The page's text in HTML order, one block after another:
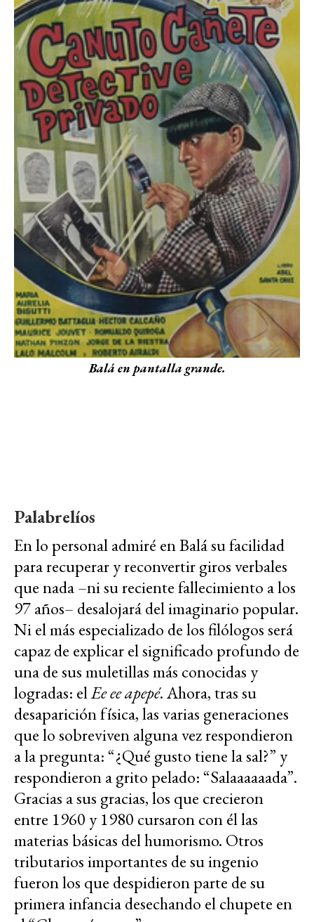
Balá en pantalla grande.
Palabrelíos
En lo personal admiré en Balá su facilidad
para recuperar y reconvertir giros verbales
que nada –ni su reciente fallecimiento a los
97 años– desalojará del imaginario popular.
Ni el más especializado de los filólogos será
capaz de explicar el significado profundo de
una de sus muletillas más conocidas y
logradas: elEe ee apepé. Ahora, tras su
desaparición física, las varias generaciones
que lo sobreviven alguna vez respondieron
a la pregunta: “¿Qué gusto tiene la sal?” y
respondieron a grito pelado: “Salaaaaaada”.
Gracias a sus gracias, los que crecieron
entre 1960 y 1980 cursaron con él las
materias básicas del humorismo. Otros
tributarios importantes de su ingenio
fueron los que despidieron parte de su
primera infancia desechando el chupete en